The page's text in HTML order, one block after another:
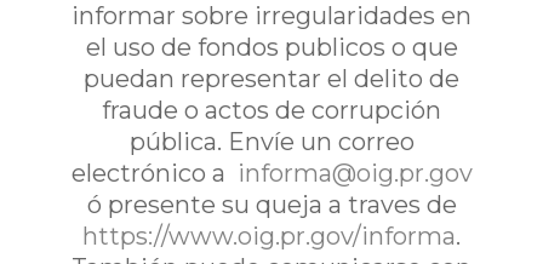
informar sobre irregularidades en
el uso de fondos publicos o que
puedan representar el delito de
fraude o actos de corrupción
pública. Envíe un correo
electrónico a informa@oig.pr.gov
ó presente su queja a traves de
https://www.oig.pr.gov/informa.